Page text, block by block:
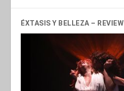
ÉXTASIS Y BELLEZA – REVIEW